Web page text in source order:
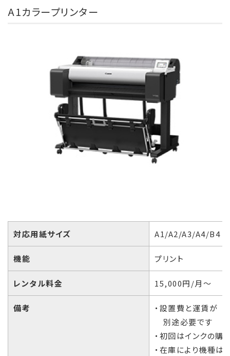
A1カラープリンター
対応用紙サイズ A1/A2/A3/A4/B4
機能 プリント
レンタル料金 15,000円/月～
備考
・設置費と運賃が
別途必要です
・初回はインクの購
・在庫により機種は